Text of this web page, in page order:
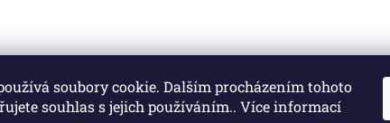
soubory cookie. Dalším procházením tohoto
souhlas s jejich používáním.. Více informací
Stavební pouzdra Interiéry Dveře